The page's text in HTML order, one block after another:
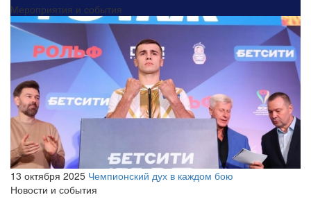
Мероприятия и события
13 октября 2025 Чемпионский дух в каждом бою
Новости и события